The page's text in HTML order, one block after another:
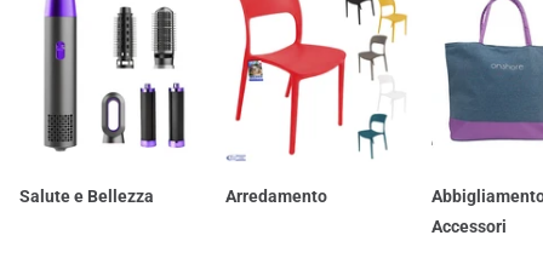
Salute e Bellezza Arredamento
Accessori